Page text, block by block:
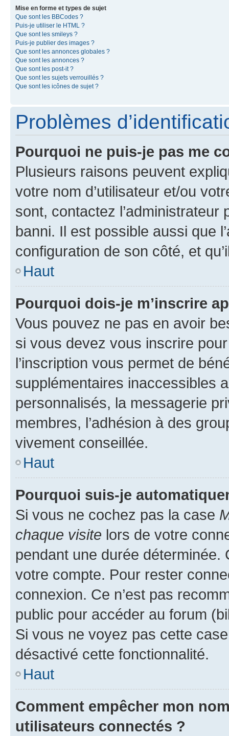
Mise en forme et types de sujet
Que sont les BBCodes ?
Puis-je utiliser le HTML ?
Que sont les smileys ?
Puis-je publier des images ?
Que sont les annonces globales ?
Que sont les annonces ?
Que sont les post-it ?
Que sont les sujets verrouillés ?
Que sont les icônes de sujet ?
Problèmes
Pourquoi ne puis-je pas me
Plusieurs raisons peuvent
votre nom d’utilisateur et/ou
sont, contactez l’administrateur
banni. Il est possible aussi que
configuration de son côté, et
Haut
Pourquoi dois-je m’inscrire
Vous pouvez ne pas en avoir
si vous devez vous inscrire
l’inscription vous permet de
supplémentaires inaccessibles
personnalisés, la messagerie
membres, l’adhésion à des
vivement conseillée.
Haut
Pourquoi suis-je
Si vous ne cochez pas la case
chaque visite lors de votre
pendant une durée déterminée.
votre compte. Pour rester
connexion. Ce n’est pas
public pour accéder au forum
Si vous ne voyez pas cette
désactivé cette fonctionnalité.
Haut
Comment empêcher mon
utilisateurs connectés ?